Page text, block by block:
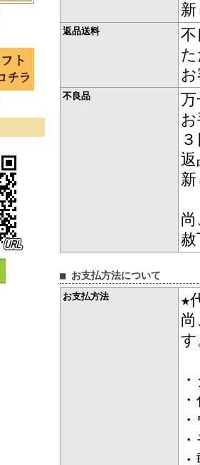
返品送料
不
不良品
万
赦
■ お支払方法について
お支払方法
★